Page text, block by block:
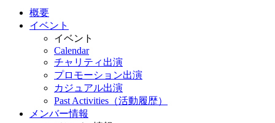
概要
イベント
イベント
Calendar
チャリティ出演
プロモーション出演
カジュアル出演
Past Activities（活動履歴）
メンバー情報